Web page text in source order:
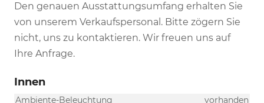
Den genauen Ausstattungsumfang erhalten Sie
von unserem Verkaufspersonal. Bitte zögern Sie
nicht, uns zu kontaktieren. Wir freuen uns auf
Ihre Anfrage.
Innen
Ambiente-Beleuchtung
vorhanden